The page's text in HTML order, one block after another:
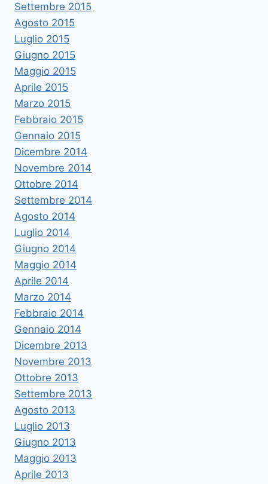
Settembre 2015
Agosto 2015
Luglio 2015
Giugno 2015
Maggio 2015
Aprile 2015
Marzo 2015
Febbraio 2015
Gennaio 2015
Dicembre 2014
Novembre 2014
Ottobre 2014
Settembre 2014
Agosto 2014
Luglio 2014
Giugno 2014
Maggio 2014
Aprile 2014
Marzo 2014
Febbraio 2014
Gennaio 2014
Dicembre 2013
Novembre 2013
Ottobre 2013
Settembre 2013
Agosto 2013
Luglio 2013
Giugno 2013
Maggio 2013
Aprile 2013